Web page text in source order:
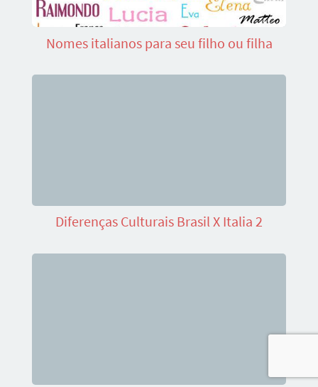
Nomes italianos para seu filho ou filha
Diferenças Culturais Brasil X Italia 2